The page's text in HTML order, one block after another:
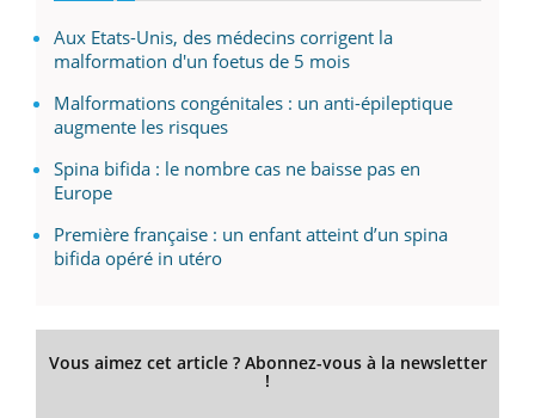
Aux Etats-Unis, des médecins corrigent la
malformation d'un foetus de 5 mois
Malformations congénitales : un anti-épileptique
augmente les risques
Spina bifida : le nombre cas ne baisse pas en
Europe
Première française : un enfant atteint d’un spina
bifida opéré in utéro
Vous aimez cet article ? Abonnez-vous à la newsletter
!